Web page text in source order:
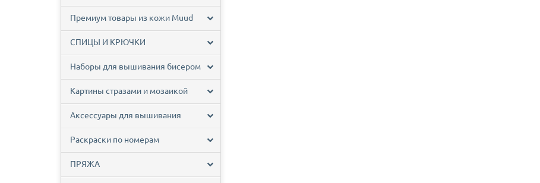
Премиум товары из кожи Muud
СПИЦЫ И КРЮЧКИ
Наборы для вышивания бисером
Картины стразами и мозаикой
Аксессуары для вышивания
Раскраски по номерам
ПРЯЖА